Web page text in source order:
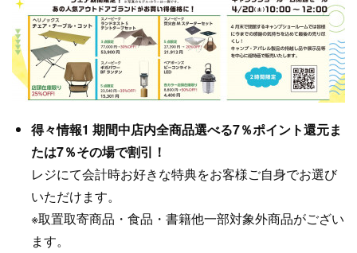
得々情報1 期間中店内全商品選べる7％ポイント還元ま
たは7％その場で割引！
レジにて会計時お好きな特典をお客様ご自身でお選び
いただけます。
※取置取寄商品・食品・書籍他一部対象外商品がござい
ます。